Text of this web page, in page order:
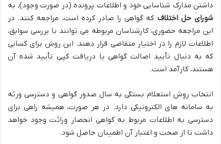
داشتن مدارک شناسایی خود و اطلاعات پرونده (در صورت وجود)، به
شورای حل اختلاف که گواهی را صادر کرده است، مراجعه کنند. در
این مراجعه حضوری، کارشناسان مربوطه می توانند با بررسی سوابق،
اطلاعات لازم را در اختیار متقاضی قرار دهند. این روش برای کسانی
که به دنبال تأیید اصالت گواهی یا دریافت کپی تأیید شده آن
هستند، کارآمد است.
انتخاب روش استعلام بستگی به سال صدور گواهی و دسترسی ورثه
به سامانه های الکترونیکی دارد. در هر صورت، همیشه راهی برای
دسترسی به اطلاعات مربوط به گواهی انحصار وراثت وجود خواهد
داشت تا از صحت و اعتبار آن اطمینان حاصل شود.